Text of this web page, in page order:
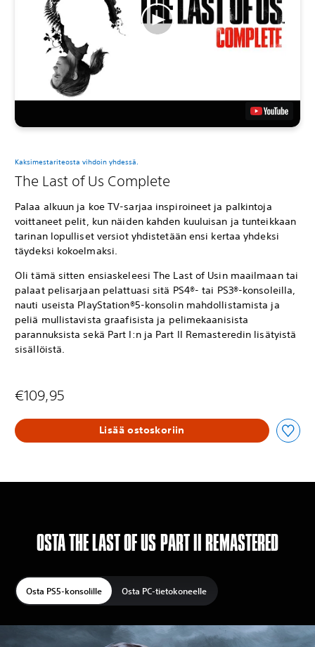
Kaksimestariteosta vihdoin yhdessä.
The Last of Us Complete
Palaa alkuun ja koe TV-sarjaa inspiroineet ja palkintoja
voittaneet pelit, kun näiden kahden kuuluisan ja tunteikkaan
tarinan lopulliset versiot yhdistetään ensi kertaa yhdeksi
täydeksi kokoelmaksi.
Oli tämä sitten ensiaskeleesi The Last of Usin maailmaan tai
palaat pelisarjaan pelattuasi sitä PS4®- tai PS3®-konsoleilla,
nauti useista PlayStation®5-konsolin mahdollistamista ja
peliä mullistavista graafisista ja pelimekaanisista
parannuksista sekä Part I:n ja Part II Remasteredin lisätyistä
sisällöistä.
€109,95
Lisää ostoskoriin
OSTA THE LAST OF US PART II REMASTERED
Osta PS5-konsolille Osta PC-tietokoneelle